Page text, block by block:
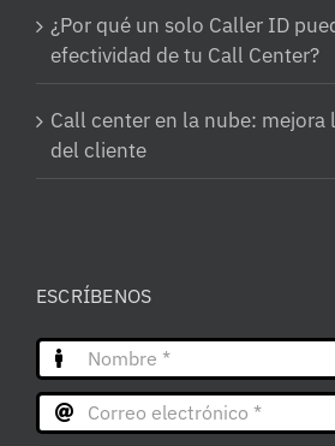
¿Por qué un solo Caller ID
efectividad de tu Call Center?
Call center en la nube: mejora
del cliente
ESCRÍBENOS